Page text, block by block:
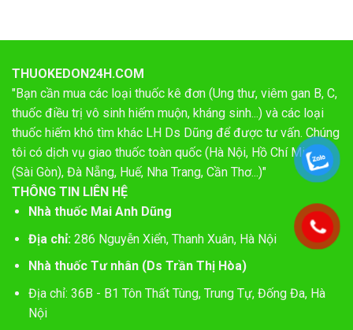
THUOKEDON24H.COM
"Bạn cần mua các loại thuốc kê đơn (Ung thư, viêm gan B, C,
thuốc điều trị vô sinh hiếm muộn, kháng sinh...) và các loại
thuốc hiếm khó tìm khác LH Ds Dũng để được tư vấn. Chúng
tôi có dịch vụ giao thuốc toàn quốc (Hà Nội, Hồ Chí Minh
(Sài Gòn), Đà Nẵng, Huế, Nha Trang, Cần Thơ...)"
THÔNG TIN LIÊN HỆ
Nhà thuốc Mai Anh Dũng
Địa chỉ:286 Nguyễn Xiển, Thanh Xuân, Hà Nội
Nhà thuốc Tư nhân (Ds Trần Thị Hòa)
Địa chỉ: 36B - B1 Tôn Thất Tùng, Trung Tự, Đống Đa, Hà
Nội